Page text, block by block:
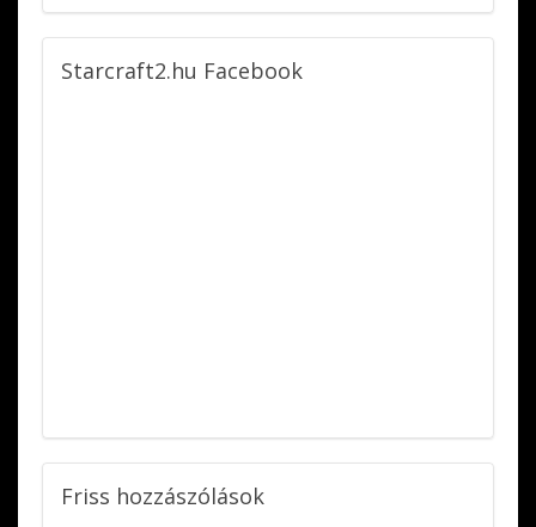
Starcraft2.hu Facebook
Friss hozzászólások